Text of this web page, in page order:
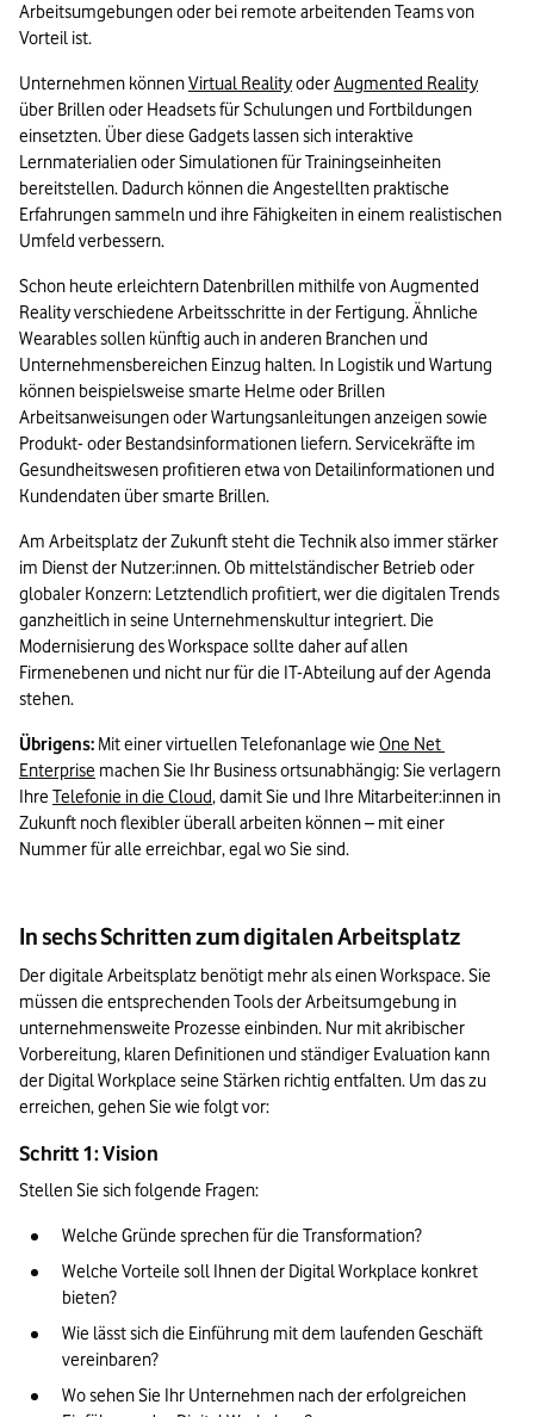
Arbeitsumgebungen oder bei remote arbeitenden Teams von
Vorteil ist.
Unternehmen können Virtual Reality oder Augmented Reality
über Brillen oder Headsets für Schulungen und Fortbildungen
einsetzten. Über diese Gadgets lassen sich interaktive
Lernmaterialien oder Simulationen für Trainingseinheiten
bereitstellen. Dadurch können die Angestellten praktische
Erfahrungen sammeln und ihre Fähigkeiten in einem realistischen
Umfeld verbessern.
Schon heute erleichtern Datenbrillen mithilfe von Augmented
Reality verschiedene Arbeitsschritte in der Fertigung. Ähnliche
Wearables sollen künftig auch in anderen Branchen und
Unternehmensbereichen Einzug halten. In Logistik und Wartung
können beispielsweise smarte Helme oder Brillen
Arbeitsanweisungen oder Wartungsanleitungen anzeigen sowie
Produkt- oder Bestandsinformationen liefern. Servicekräfte im
Gesundheitswesen profitieren etwa von Detailinformationen und
Kundendaten über smarte Brillen.
Am Arbeitsplatz der Zukunft steht die Technik also immer stärker
im Dienst der Nutzer:innen. Ob mittelständischer Betrieb oder
globaler Konzern: Letztendlich profitiert, wer die digitalen Trends
ganzheitlich in seine Unternehmenskultur integriert. Die
Modernisierung des Workspace sollte daher auf allen
Firmenebenen und nicht nur für die IT-Abteilung auf der Agenda
stehen.
Übrigens: Mit einer virtuellen Telefonanlage wie One Net
Enterprise machen Sie Ihr Business ortsunabhängig: Sie verlagern
Ihre Telefonie in die Cloud, damit Sie und Ihre Mitarbeiter:innen in
Zukunft noch flexibler überall arbeiten können – mit einer
Nummer für alle erreichbar, egal wo Sie sind.
In sechs Schritten zum digitalen Arbeitsplatz
Der digitale Arbeitsplatz benötigt mehr als einen Workspace. Sie
müssen die entsprechenden Tools der Arbeitsumgebung in
unternehmensweite Prozesse einbinden. Nur mit akribischer
Vorbereitung, klaren Definitionen und ständiger Evaluation kann
der Digital Workplace seine Stärken richtig entfalten. Um das zu
erreichen, gehen Sie wie folgt vor:
Schritt 1: Vision
Stellen Sie sich folgende Fragen:
Welche Gründe sprechen für die Transformation?
Welche Vorteile soll Ihnen der Digital Workplace konkret
bieten?
Wie lässt sich die Einführung mit dem laufenden Geschäft
vereinbaren?
Wo sehen Sie Ihr Unternehmen nach der erfolgreichen